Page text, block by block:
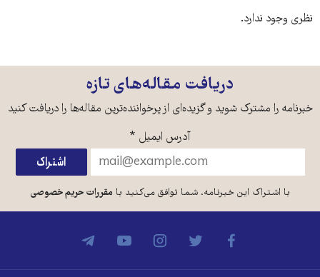
نظری وجود ندارد.
دریافت مقاله‌های تازه
خبرنامه را مشترک شوید و گزیده‌ای از پرخواننده‌ترین مقاله‌ها را دریافت کنید
آدرس ایمیل *
با اشتراک این خبرنامه، شما توافق می‌کنید بامقررات حریم خصوصی